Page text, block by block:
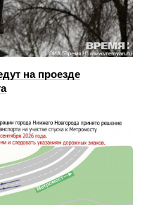
на проезде